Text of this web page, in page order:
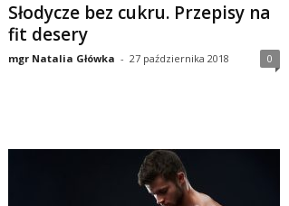
p
o
u
Słodycze bez cukru. Przepisy na
fit desery
mgr Natalia Główka - 27 października 2018 0